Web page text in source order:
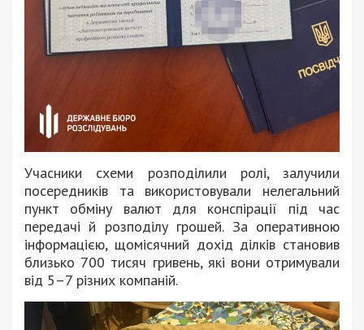
Учасники схеми розподілили ролі, залучили
посередників та використовували нелегальний
пункт обміну валют для конспірації під час
передачі й розподілу грошей. За оперативною
інформацією, щомісячний дохід ділків становив
близько 700 тисяч гривень, які вони отримували
від 5–7 різних компаній.